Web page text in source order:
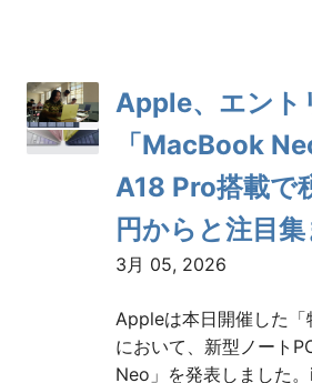
Apple、エント
「MacBook
A18 Pro搭載
円からと注目集
3月 05, 2026
Appleは本日開催した「
において、新型ノート
Neo」を発表しました